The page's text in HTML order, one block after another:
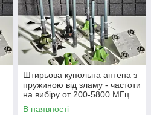
Штирьова купольна антена з
пружиною від зламу - частоти
на вибіру от 200-5800 МГц
для РЕБ систем
В наявності